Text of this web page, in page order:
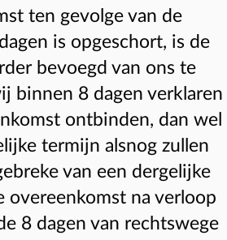
ten gevolge van de
is opgeschort, is de
bevoegd van ons te
binnen 8 dagen verklaren
ontbinden, dan wel
termijn alsnog zullen
van een dergelijke
overeenkomst na verloop
8 dagen van rechtswege